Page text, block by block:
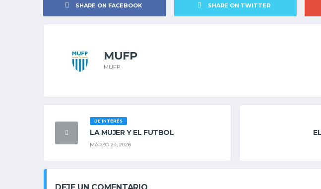
SHARE ON FACEBOOK SHARE ON TWITTER
MUFP
MUFP
DE INTERÉS
LA MUJER Y EL FUTBOL
MARZO 24, 2026
DEJE UN COMENTARIO